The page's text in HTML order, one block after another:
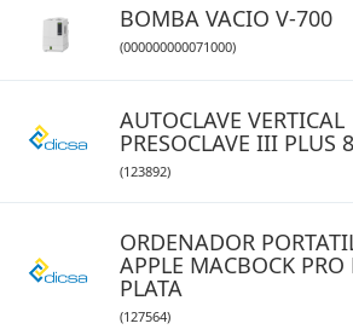
BOMBA VACIO V-700
(000000000071000)
AUTOCLAVE VERTICAL
PRESOCLAVE III PLUS
(123892)
ORDENADOR
APPLE MACBOCK PRO
PLATA
(127564)